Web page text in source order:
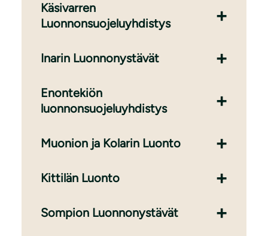
Käsivarren
Luonnonsuojeluyhdistys
Inarin Luonnonystävät
Enontekiön
luonnonsuojeluyhdistys
Muonion ja Kolarin Luonto
Kittilän Luonto
Sompion Luonnonystävät